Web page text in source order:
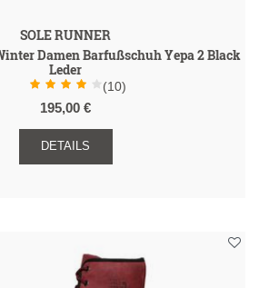
SOLE RUNNER
Damen Barfußschuh Yepa 2 Black
Leder
(10)
195,00 €
DETAILS